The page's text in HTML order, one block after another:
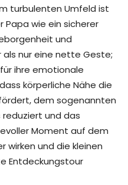
turbulenten Umfeld ist
Papa wie ein sicherer
und
als nur eine nette Geste;
ihre emotionale
körperliche Nähe die
dem sogenannten
reduziert und das
Moment auf dem
wirken und die kleinen
Entdeckungstour